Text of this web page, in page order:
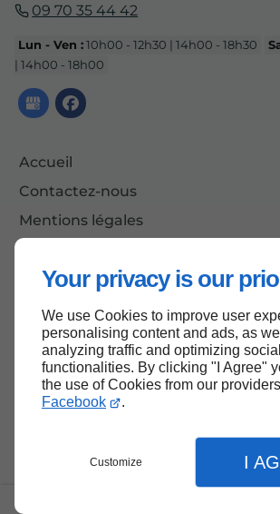
Your privacy is our
We use Cookies to improve user
personalising content and ads, as
analyzing traffic and optimizing
functionalities. By clicking "I Agree"
the use of Cookies from our providers
Facebook
.
Customize I
09 70 35 44 42
Lun - Ven :10h00 - 12h30 | 14h00 - 18h30
| 14h00 - 18h00
Accueil
Contactez-nous
Mentions légales
Haut de page